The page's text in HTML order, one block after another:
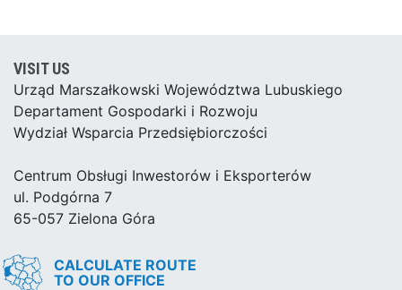
VISIT US
Urząd Marszałkowski Województwa Lubuskiego
Departament Gospodarki i Rozwoju
Wydział Wsparcia Przedsiębiorczości
Centrum Obsługi Inwestorów i Eksporterów
ul. Podgórna 7
65-057 Zielona Góra
CALCULATE ROUTE
TO OUR OFFICE